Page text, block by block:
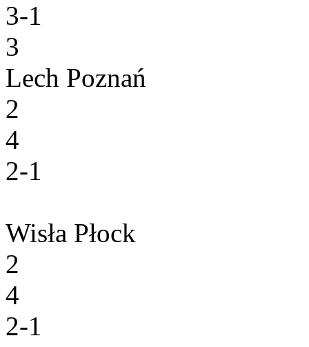
3-1
3
Lech Poznań
2
4
2-1
Wisła Płock
2
4
2-1